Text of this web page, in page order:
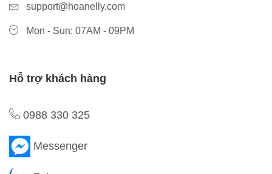
support@hoanelly.com
Mon - Sun: 07AM - 09PM
Hỗ trợ khách hàng
0988 330 325
Messenger